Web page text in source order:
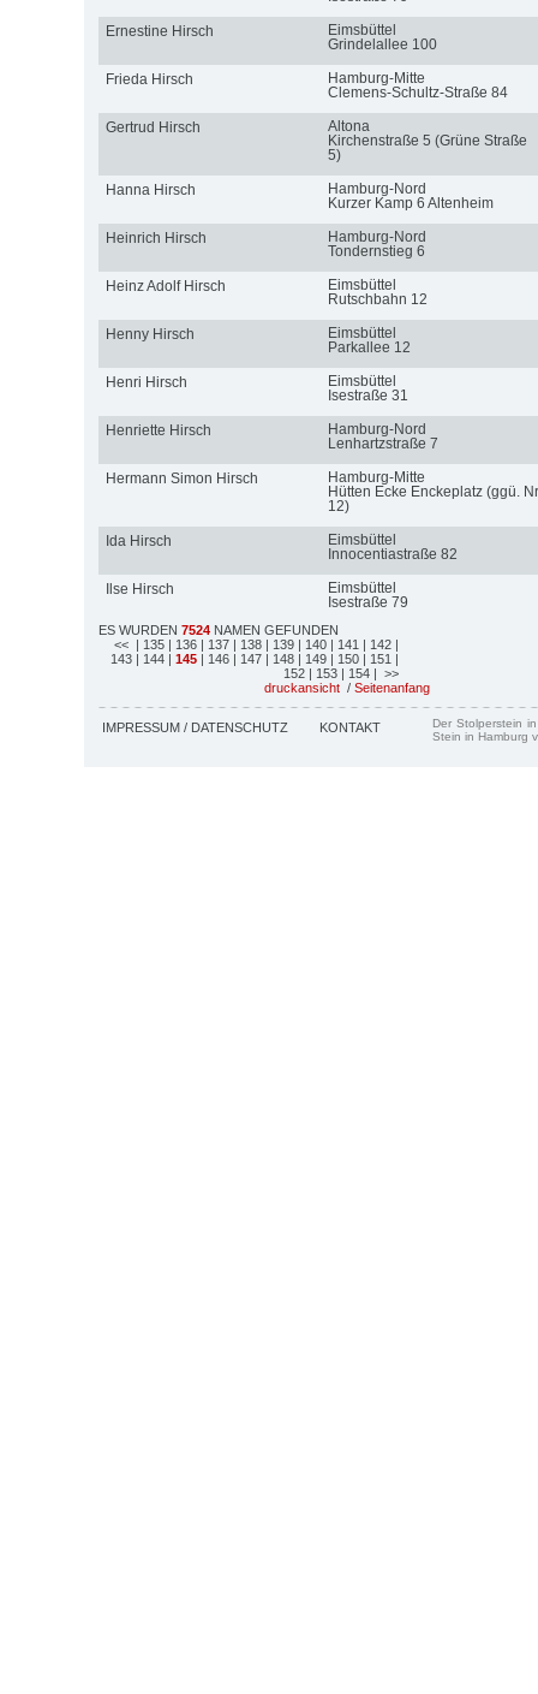
Ernestine Hirsch
Eimsbüttel
Grindelallee 100
Frieda Hirsch
Hamburg-Mitte
Clemens-Schultz-Straße 84
Gertrud Hirsch
Altona
Kirchenstraße 5 (Grüne Straße
5)
Hanna Hirsch
Hamburg-Nord
Kurzer Kamp 6 Altenheim
Heinrich Hirsch
Hamburg-Nord
Tondernstieg 6
Heinz Adolf Hirsch
Eimsbüttel
Rutschbahn 12
Henny Hirsch
Eimsbüttel
Parkallee 12
Henri Hirsch
Eimsbüttel
Isestraße 31
Henriette Hirsch
Hamburg-Nord
Lenhartzstraße 7
Hermann Simon Hirsch
Hamburg-Mitte
Hütten Ecke Enckeplatz (ggü.
12)
Ida Hirsch
Eimsbüttel
Innocentiastraße 82
Ilse Hirsch
Eimsbüttel
Isestraße 79
ES WURDEN 7524 NAMEN GEFUNDEN
<< | 135 | 136 | 137 | 138 | 139 | 140 | 141 | 142 |
143 | 144 | 145 | 146 | 147 | 148 | 149 | 150 | 151 |
152 | 153 | 154 | >>
druckansicht / Seitenanfang
IMPRESSUM / DATENSCHUTZ KONTAKT
Der Stolperstein
Stein in Hamburg